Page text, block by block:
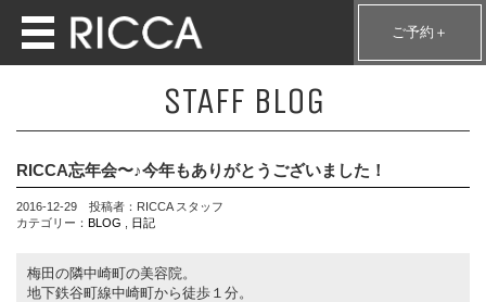
ご予約＋
STAFF BLOG
RICCA忘年会〜♪今年もありがとうございました！
2016-12-29 投稿者：RICCA スタッフ
カテゴリー： BLOG 日記
梅田の隣中崎町の美容院。
地下鉄谷町線中崎町から徒歩１分。